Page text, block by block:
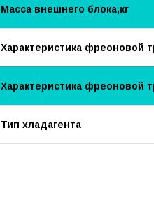
Масса внешнего блока,кг
Характеристика фреоновой
Характеристика фреоновой
Тип хладагента